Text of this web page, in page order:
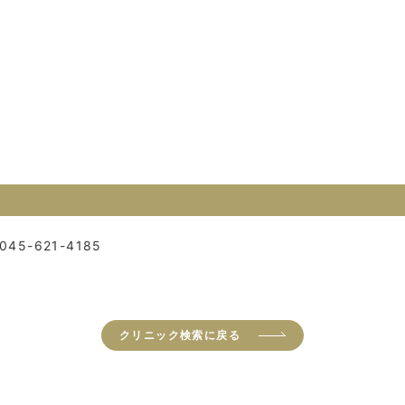
045-621-4185
クリニック検索に戻る